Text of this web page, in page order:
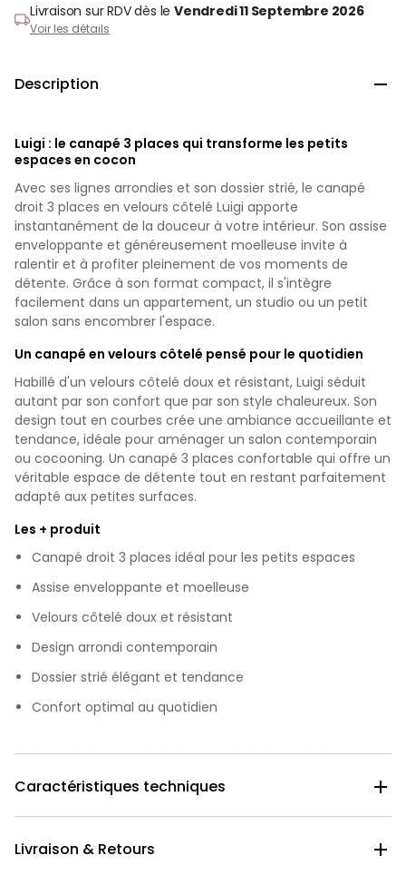
Livraison sur RDVdès leVendredi 11 Septembre 2026
Voir les détails
Description 
Luigi : le canapé 3 places qui transforme les petits
espaces en cocon
Avec ses lignes arrondies et son dossier strié, le canapé
droit 3 places en velours côtelé Luigi apporte
instantanément de la douceur à votre intérieur. Son assise
enveloppante et généreusement moelleuse invite à
ralentir et à profiter pleinement de vos moments de
détente. Grâce à son format compact, il s'intègre
facilement dans un appartement, un studio ou un petit
salon sans encombrer l'espace.
Un canapé en velours côtelé pensé pour le quotidien
Habillé d'un velours côtelé doux et résistant, Luigi séduit
autant par son confort que par son style chaleureux. Son
design tout en courbes crée une ambiance accueillante et
tendance, idéale pour aménager un salon contemporain
ou cocooning. Un canapé 3 places confortable qui offre un
véritable espace de détente tout en restant parfaitement
adapté aux petites surfaces.
Les + produit
Canapé droit 3 places idéal pour les petits espaces
Assise enveloppante et moelleuse
Velours côtelé doux et résistant
Design arrondi contemporain
Dossier strié élégant et tendance
Confort optimal au quotidien
Caractéristiques techniques 
Livraison & Retours 